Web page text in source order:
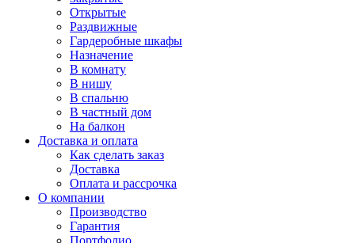
Открытые
Раздвижные
Гардеробные шкафы
Назначение
В комнату
В нишу
В спальню
В частный дом
На балкон
Доставка и оплата
Как сделать заказ
Доставка
Оплата и рассрочка
О компании
Производство
Гарантия
Портфолио